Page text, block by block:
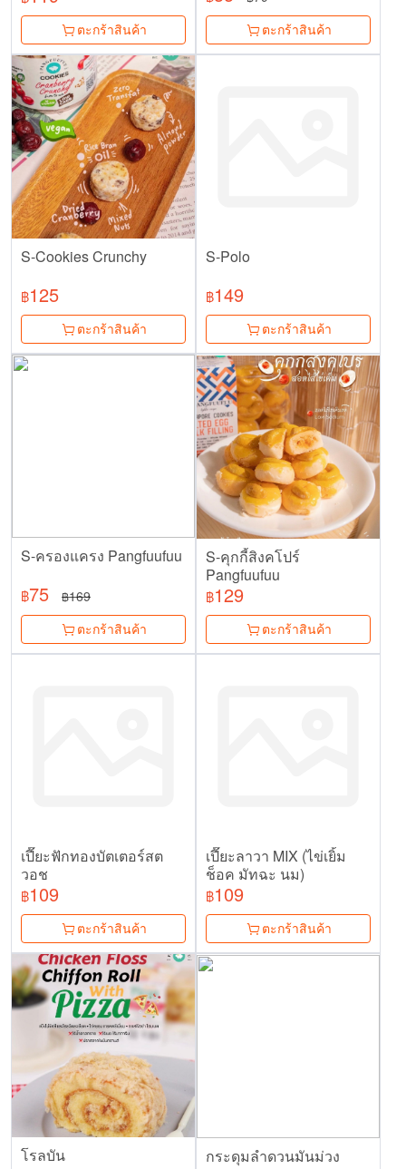
ตะกร้าสินค้า ตะกร้าสินค้า
S-Cookies Crunchy
฿125
ตะกร้าสินค้า
S-Polo
฿149
ตะกร้าสินค้า
S-ครองแครง Pangfuufuu
฿75 ฿169
ตะกร้าสินค้า
S-คุกกี้สิงคโปร์
Pangfuufuu
฿129
ตะกร้าสินค้า
เปี๊ยะฟักทองบัตเตอร์สต
วอช
฿109
ตะกร้าสินค้า
เปี๊ยะลาวา MIX (ไข่เยิ้ม
ช็อค มัทฉะ นม)
฿109
ตะกร้าสินค้า
โรลบัน กระดุมลำดวนมันม่วง